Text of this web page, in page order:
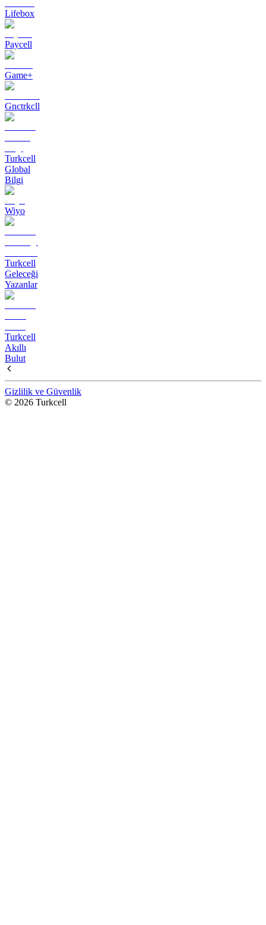
Lifebox
Paycell
Game+
Gnctrkcll
Turkcell
Global
Bilgi
Wiyo
Turkcell
Geleceği
Yazanlar
Turkcell
Akıllı
Bulut
Gizlilik ve Güvenlik
© 2026 Turkcell